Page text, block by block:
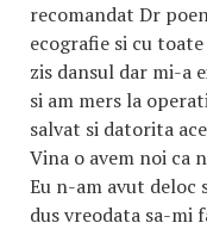
recomandat Dr
ecografie si cu
zis dansul dar mi-a
si am mers la
salvat si datorita
Vina o avem noi ca
Eu n-am avut deloc
dus vreodata sa-mi